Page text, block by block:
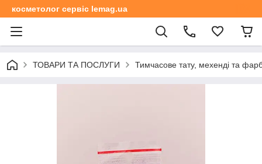
косметолог сервіс lemag.ua
ТОВАРИ ТА ПОСЛУГИ Тимчасове тату, мехенді та